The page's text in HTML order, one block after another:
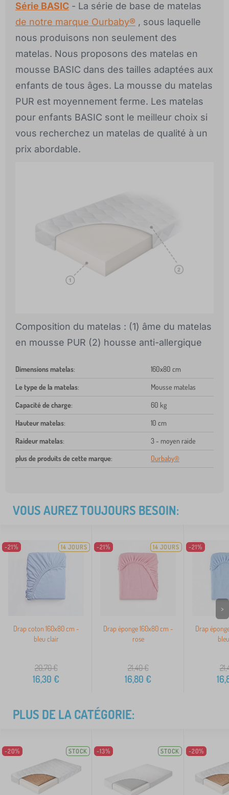
Série BASIC - La série de base de matelas
de notre marque Ourbaby® , sous laquelle
nous produisons non seulement des
matelas. Nous proposons des matelas en
mousse BASIC dans des tailles adaptées aux
enfants de tous âges. La mousse du matelas
PUR est moyennement ferme. Les matelas
pour enfants BASIC sont le meilleur choix si
vous recherchez un matelas de qualité à un
prix abordable.
Composition du matelas : (1) âme du matelas
en mousse PUR (2) housse anti-allergique
Dimensions matelas: 160x80 cm
Le type de la matelas: Mousse matelas
Capacité de charge: 60 kg
Hauteur matelas: 10 cm
Raideur matelas:
3 - moyen raide
plus de produits de cette marque: Ourbaby®
VOUS AUREZ TOUJOURS BESOIN:
-21% 14 JOURS
Drap coton 160x80 cm -
bleu clair
20,70€
16,30 €
-21% 14 JOURS
Drap éponge 160x80 cm -
rose
21,40€
16,80 €
-21%
Drap
>
PLUS DE LA CATÉGORIE:
-20% STOCK -13% STOCK -20%